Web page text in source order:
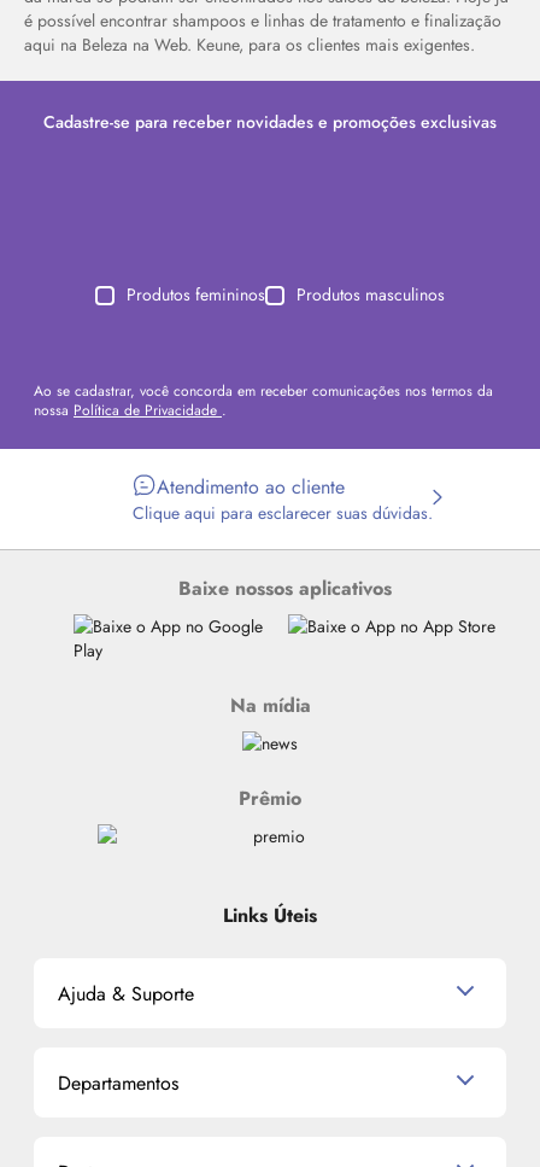
é possível encontrar shampoos e linhas de tratamento e finalização
aqui na Beleza na Web. Keune, para os clientes mais exigentes.
Cadastre-se para receber novidades e promoções exclusivas
Produtos femininos Produtos masculinos
Ao se cadastrar, você concorda em receber comunicações nos termos da
nossa Política de Privacidade .
Atendimento ao cliente
Clique aqui para esclarecer suas dúvidas.
Baixe nossos aplicativos
Na mídia
Prêmio
Links Úteis
Ajuda & Suporte
Política de Devolução
Departamentos